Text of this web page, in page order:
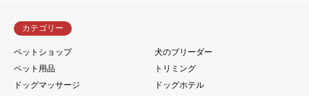
カテゴリー
ペットショップ
犬のブリーダー
ペット用品
トリミング
ドッグマッサージ
ドッグホテル